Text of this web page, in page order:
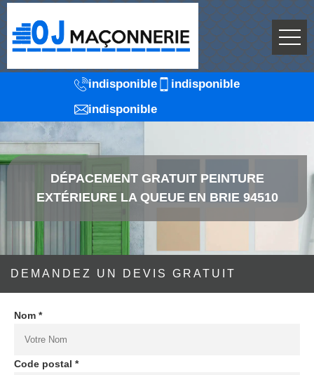
indisponible
indisponible
indisponible
DÉPACEMENT GRATUIT PEINTURE
EXTÉRIEURE LA QUEUE EN BRIE 94510
DEMANDEZ UN DEVIS GRATUIT
Nom *
Code postal *